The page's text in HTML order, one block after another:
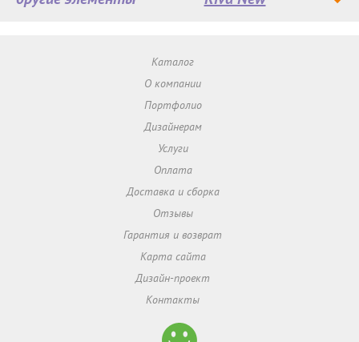
Каталог
О компании
Портфолио
Дизайнерам
Услуги
Оплата
Доставка и сборка
Отзывы
Гарантия и возврат
Карта сайта
Дизайн-проект
Контакты